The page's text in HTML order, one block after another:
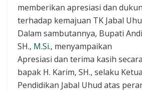
memberikan apresiasi dan
terhadap kemajuan TK Jabal
Dalam sambutannya, Bupati
SH., M.Si., menyampaikan
Apresiasi dan terima kasih
bapak H. Karim, SH., selaku
Pendidikan Jabal Uhud atas